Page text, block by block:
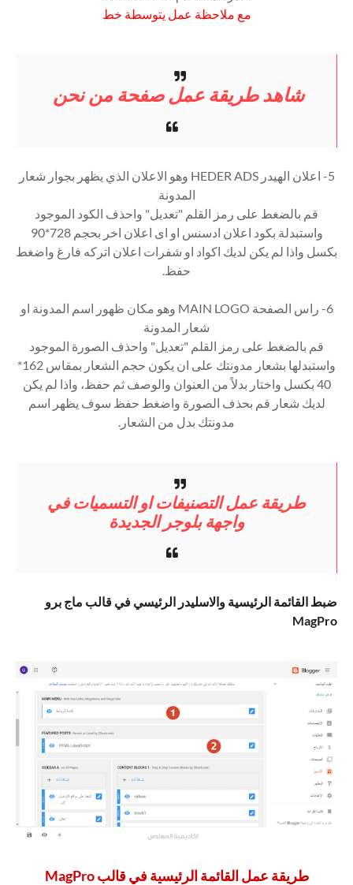
مع ملاحظة عمل يتوسطة خط
شاهد طريقة عمل صفحة من نحن
5- اعلان الهيدر HEDER ADS وهو الاعلان الذي يظهر بجوار شعار
المدونة
قم بالضغط على رمز القلم "تعديل" واحذف الكود الموجود
واستبدلة بكود اعلان ادسنس او اى اعلان اخر بحجم 728*90
بكسل واذا لم يكن لديك اكواد او شفرات اعلان اتركه فارغ واضغط
حفظ.
6- راس الصفحة MAIN LOGO وهو مكان ظهور اسم المدونة او
شعار المدونة
قم بالضغط على رمز القلم "تعديل" واحذف الصورة الموجود
واستبدلها بشعار مدونتك على ان يكون حجم الشعار بمقاس 162*
40 بكسل واختار بدلاً من العنوان والوصف ثم حفظ، واذا لم يكن
لديك شعار قم بحذف الصورة واضغط حفظ سوف يظهر اسم
مدونتك بدل من الشعار.
طريقة عمل التصنيفات او التسميات في
واجهة بلوجر الجديدة
ضبط القائمة الرئيسية والاسليدر الرئيسي في قالب ماج برو
MagPro
طريقة عمل القائمة الرئيسية في قالب MagPro